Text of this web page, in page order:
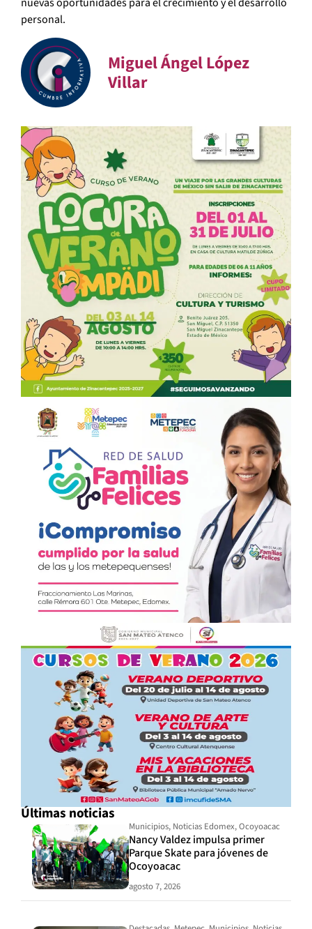
personal.
Miguel Ángel López
Villar
Últimas noticias
Municipios, Noticias Edomex,Ocoyoacac
Nancy Valdez impulsa primer
Parque Skate para jóvenes de
Ocoyoacac
agosto 7, 2026